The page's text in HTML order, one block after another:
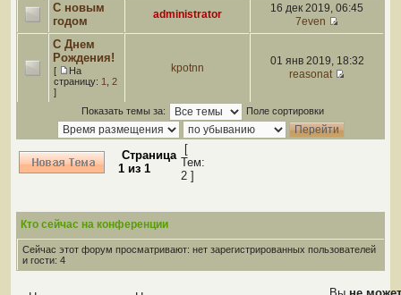
С новым
годом
administrator
16 дек 2019, 06:45
7even
С Днем
Рождения!
[
На
страницу: 1
2
]
kpotnn
01 янв 2019, 18:32
reasonat
Показать темы за: Поле сортировки
Страница
1 из 1
[
Тем:
2 ]
Кто сейчас на конференции
Сейчас этот форум просматривают: нет зарегистрированных пользователей
и гости: 4